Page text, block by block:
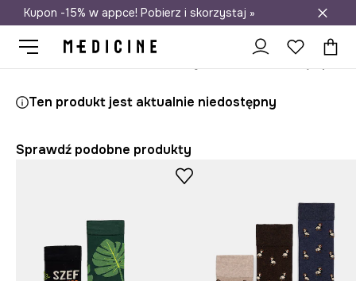
Darmowa dostawa do salonów
Kupon -15% w appce! Pobierz i skorzystaj »
Ten produkt jest aktualnie niedostępny
Sprawdź podobne produkty